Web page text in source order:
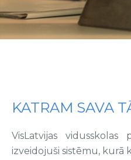
KATRAM SAVA
VisLatvijas vidusskolas
izveidojuši sistēmu, kurā